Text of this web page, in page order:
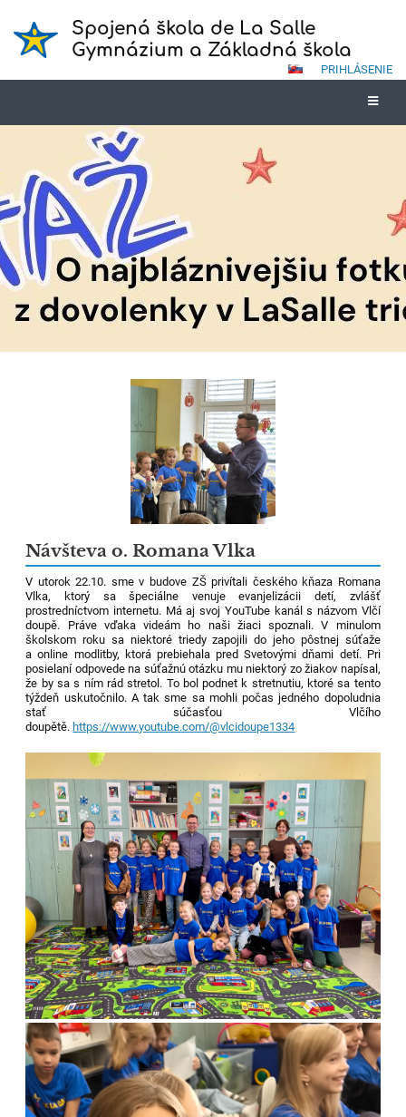
Spojená škola de La Salle
Gymnázium a Základná škola
PRIHLÁSENIE
Návšteva o. Romana Vlka
V utorok 22.10. sme v budove ZŠ privítali českého kňaza Romana
Vlka, ktorý sa špeciálne venuje evanjelizácii detí, zvlášť
prostredníctvom internetu. Má aj svoj YouTube kanál s názvom Vlčí
doupě. Práve vďaka videám ho naši žiaci spoznali. V minulom
školskom roku sa niektoré triedy zapojili do jeho pôstnej súťaže
a online modlitby, ktorá prebiehala pred Svetovými dňami detí. Pri
posielaní odpovede na súťažnú otázku mu niektorý zo žiakov napísal,
že by sa s ním rád stretol. To bol podnet k stretnutiu, ktoré sa tento
týždeň uskutočnilo. A tak sme sa mohli počas jedného dopoludnia
stať súčasťou Vlčího
doupětě. https://www.youtube.com/@vlcidoupe1334